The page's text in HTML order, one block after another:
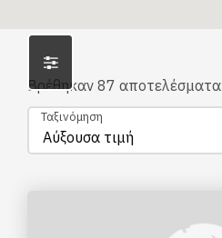
Βρέθηκαν 87 αποτελέσματα
Αύξουσα τιμή
Ταξινόμηση